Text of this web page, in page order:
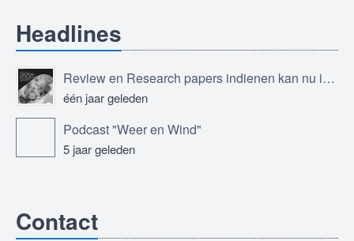
Headlines
Review en Research papers indienen kan nu in Journal of the European Meteorological Society
één jaar geleden
Podcast "Weer en Wind"
5 jaar geleden
Contact